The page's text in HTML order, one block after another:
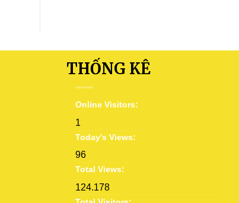
THỐNG KÊ
Online Visitors:
1
Today's Views:
96
Total Views:
124.178